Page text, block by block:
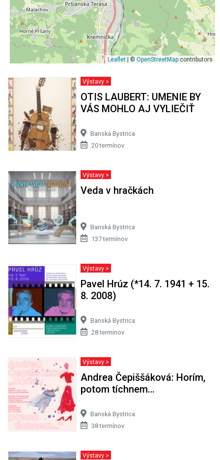
Leaflet | © OpenStreetMap contributors
Výstavy >
OTIS LAUBERT: UMENIE BY
VÁS MOHLO AJ VYLIEČIŤ
Banská Bystrica
20 termínov
Výstavy >
Veda v hračkách
Banská Bystrica
137 termínov
Výstavy >
Pavel Hrúz (*14. 7. 1941 + 15.
8. 2008)
Banská Bystrica
28 termínov
Výstavy >
Andrea Čepiššáková: Horím,
potom tíchnem…
Banská Bystrica
38 termínov
Výstavy >